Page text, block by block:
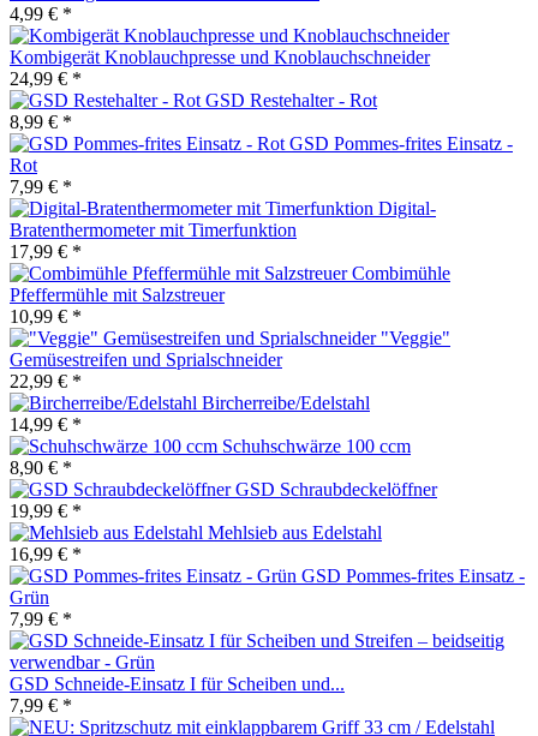
4,99 € *
Kombigerät Knoblauchpresse und Knoblauchschneider
24,99 € *
GSD Restehalter - Rot
8,99 € *
GSD Pommes-frites Einsatz -
Rot
7,99 € *
Digital-
Bratenthermometer mit Timerfunktion
17,99 € *
Combimühle
Pfeffermühle mit Salzstreuer
10,99 € *
"Veggie"
Gemüsestreifen und Sprialschneider
22,99 € *
Bircherreibe/Edelstahl
14,99 € *
Schuhschwärze 100 ccm
8,90 € *
GSD Schraubdeckelöffner
19,99 € *
Mehlsieb aus Edelstahl
16,99 € *
GSD Pommes-frites Einsatz -
Grün
7,99 € *
GSD Schneide-Einsatz I für Scheiben und...
7,99 € *